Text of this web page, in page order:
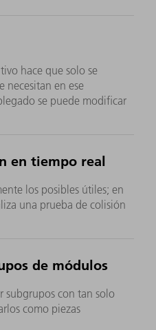
hace que solo se
necesitan en ese
se puede modificar
en tiempo real
los posibles útiles; en
una prueba de colisión
de módulos
subgrupos con tan solo
como piezas